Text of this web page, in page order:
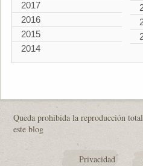
2017
2016
2015
2014
Queda prohibida la reproducción
este blog
Privacidad